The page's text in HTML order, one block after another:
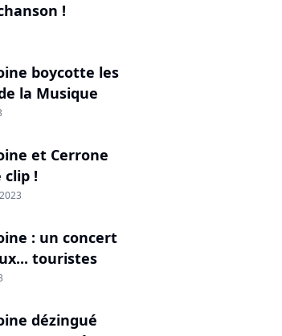
!
boycotte les
la Musique
et Cerrone
clip !
: un concert
touristes
dézingué